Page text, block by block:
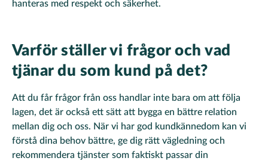
hanteras med respekt och säkerhet.
Varför ställer vi frågor och vad
tjänar du som kund på det?
Att du får frågor från oss handlar inte bara om att följa
lagen, det är också ett sätt att bygga en bättre relation
mellan dig och oss. När vi har god kundkännedom kan vi
förstå dina behov bättre, ge dig rätt vägledning och
rekommendera tjänster som faktiskt passar din